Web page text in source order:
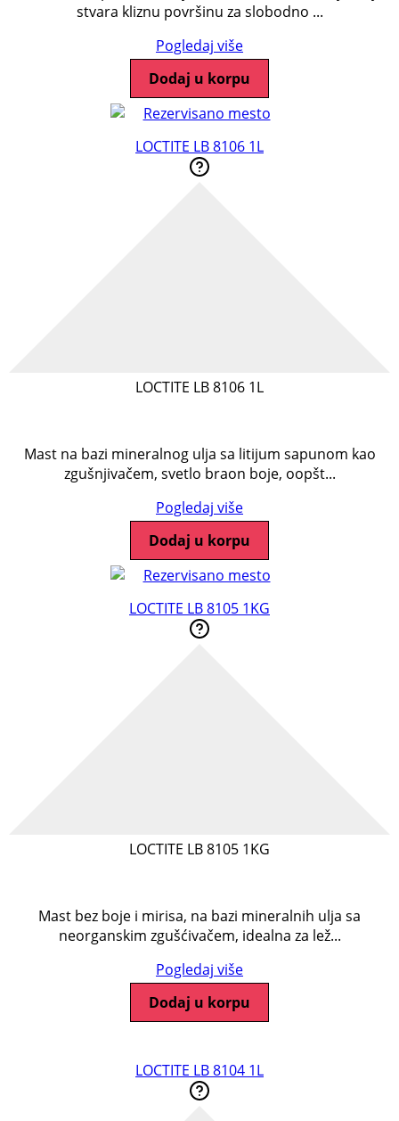
stvara kliznu površinu za slobodno ...
Pogledaj više
Dodaj u korpu
LOCTITE LB 8106 1L
LOCTITE LB 8106 1L
Mast na bazi mineralnog ulja sa litijum sapunom kao
zgušnjivačem, svetlo braon boje, oopšt...
Pogledaj više
Dodaj u korpu
LOCTITE LB 8105 1KG
LOCTITE LB 8105 1KG
Mast bez boje i mirisa, na bazi mineralnih ulja sa
neorganskim zgušćivačem, idealna za lež...
Pogledaj više
Dodaj u korpu
LOCTITE LB 8104 1L